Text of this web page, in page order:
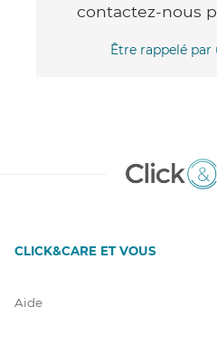
contactez-nous
Être rappelé par
CLICK&CARE ET VOUS
Aide